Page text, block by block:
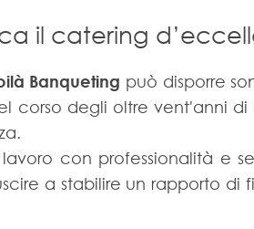
il catering
Banqueting può disporre
corso degli oltre vent'anni di
con professionalità e
a stabilire un rapporto di